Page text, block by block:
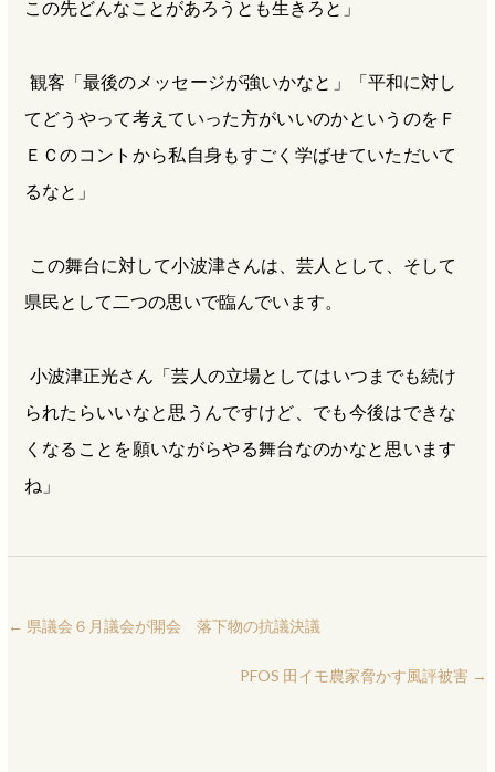
この先どんなことがあろうとも生きろと」
観客「最後のメッセージが強いかなと」「平和に対し
てどうやって考えていった方がいいのかというのをＦ
ＥＣのコントから私自身もすごく学ばせていただいて
るなと」
この舞台に対して小波津さんは、芸人として、そして
県民として二つの思いで臨んでいます。
小波津正光さん「芸人の立場としてはいつまでも続け
られたらいいなと思うんですけど、でも今後はできな
くなることを願いながらやる舞台なのかなと思います
ね」
← 県議会６月議会が開会 落下物の抗議決議
PFOS 田イモ農家脅かす風評被害 →